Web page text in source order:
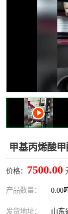
甲基丙烯酸
价格： 7500.00
产品数量： 0.00
发货地址： 山东
无机盐
丙二醇甲醚醋
醛类